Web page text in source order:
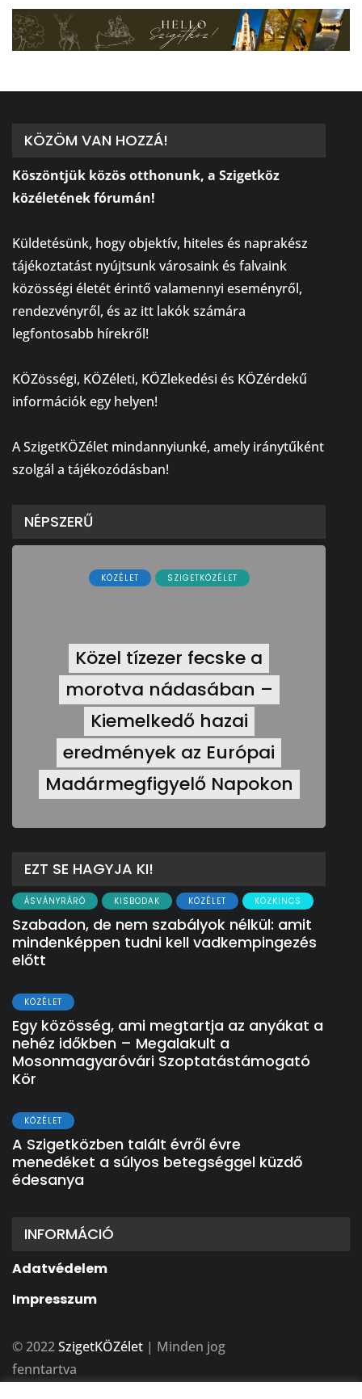
KÖZÖM VAN HOZZÁ!
Köszöntjük közös otthonunk, a Szigetköz
közéletének fórumán!
Küldetésünk, hogy objektív, hiteles és naprakész
tájékoztatást nyújtsunk városaink és falvaink
közösségi életét érintő valamennyi eseményről,
rendezvényről, és az itt lakók számára
legfontosabb hírekről!
KÖZösségi, KÖZéleti, KÖZlekedési és KÖZérdekű
információk egy helyen!
A SzigetKÖZélet mindannyiunké, amely iránytűként
szolgál a tájékozódásban!
NÉPSZERŰ
KÖZÉLET SZIGETKÖZÉLET
Közel tízezer fecske a
morotva nádasában –
Kiemelkedő hazai
eredmények az Európai
Madármegfigyelő Napokon
EZT SE HAGYJA KI!
ÁSVÁNYRÁRÓ KISBODAK KÖZÉLET KÖZKINCS
Szabadon, de nem szabályok nélkül: amit
mindenképpen tudni kell vadkempingezés
előtt
KÖZÉLET
Egy közösség, ami megtartja az anyákat a
nehéz időkben – Megalakult a
Mosonmagyaróvári Szoptatástámogató
Kör
KÖZÉLET
A Szigetközben talált évről évre
menedéket a súlyos betegséggel küzdő
édesanya
INFORMÁCIÓ
Adatvédelem
Impresszum
© 2022SzigetKÖZélet | Minden jog
fenntartva